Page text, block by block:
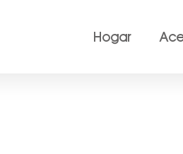
Hogar